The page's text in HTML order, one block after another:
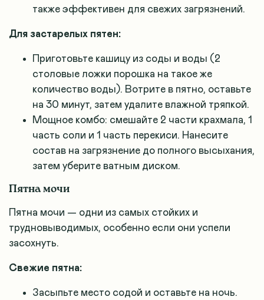
также эффективен для свежих загрязнений.
Для застарелых пятен:
Приготовьте кашицу из соды и воды (2
столовые ложки порошка на такое же
количество воды). Вотрите в пятно, оставьте
на 30 минут, затем удалите влажной тряпкой.
Мощное комбо: смешайте 2 части крахмала, 1
часть соли и 1 часть перекиси. Нанесите
состав на загрязнение до полного высыхания,
затем уберите ватным диском.
Пятна мочи
Пятна мочи — одни из самых стойких и
трудновыводимых, особенно если они успели
засохнуть.
Свежие пятна:
Засыпьте место содой и оставьте на ночь.